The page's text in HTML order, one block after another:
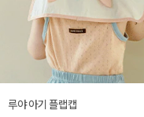
루야 아기 플랩캡